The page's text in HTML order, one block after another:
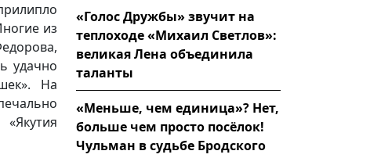
из
удачно
На
«Голос Дружбы» звучит на
теплоходе «Михаил Светлов»:
великая Лена объединила
таланты
«Меньше, чем единица»? Нет,
больше чем просто посёлок!
Чульман в судьбе Бродского